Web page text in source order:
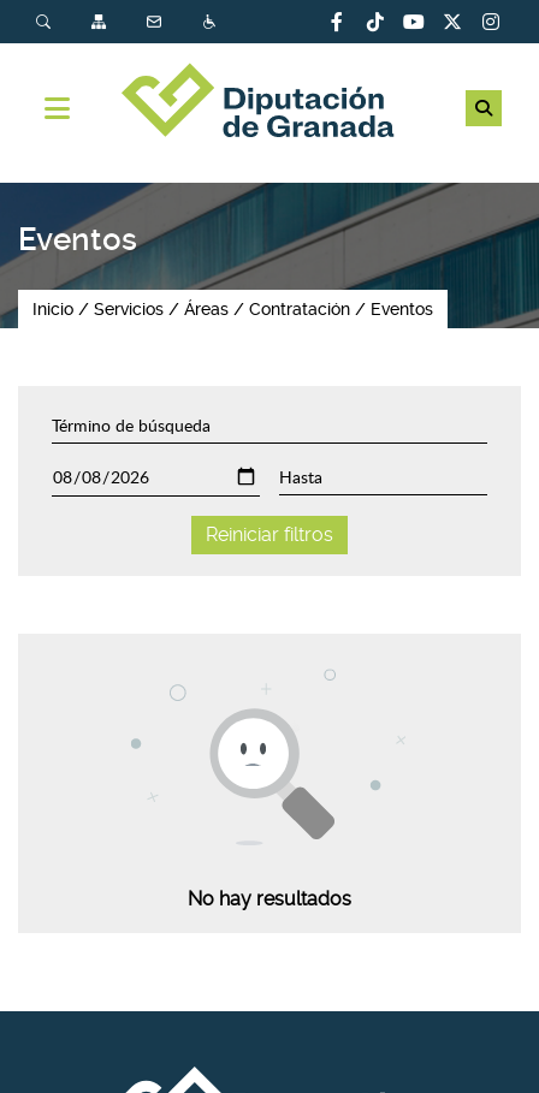
Eventos
Inicio Servicios Áreas Contratación Eventos
Reiniciar filtros
No hay resultados